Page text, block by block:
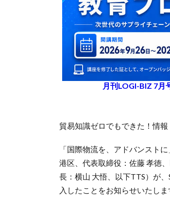
月刊LOGI-BIZ 7月
貿易知識ゼロでもできた！情
「国際物流を、アドバンスト
港区、代表取締役：佐藤 孝徳
長：横山 大悟、以下TTS）が
入したことをお知らせいたし